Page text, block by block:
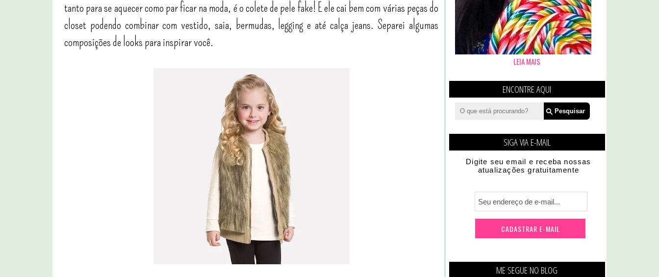
tanto para se aquecer como par ficar na moda, é o colete de pele fake! E ele cai bem com várias peças do
closet podendo combinar com vestido, saia, bermudas, legging e até calça jeans. Separei algumas
composições de looks para inspirar você.
LEIA MAIS
ENCONTRE AQUI
SIGA VIA E-MAIL
Digite seu email e receba nossas
atualizações gratuitamente
ME SEGUE NO BLOG